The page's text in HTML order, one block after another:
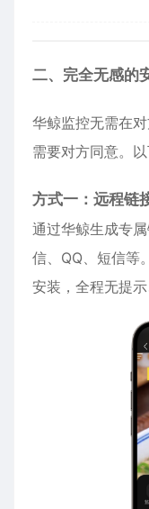
二、完全无感的
华鲸监控无需在
需要对方同意。
方式一：远程链
通过华鲸生成专
信、QQ、短信等
安装，全程无提示